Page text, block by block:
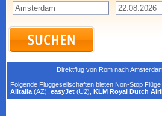
Direktflug von Rom nach
Folgende Fluggesellschaften bieten Non-Stop
Alitalia (AZ), easyJet (U2), KLM Royal Dutch